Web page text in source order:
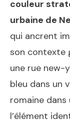
couleur
urbaine de
qui ancrent
son contexte
une rue new-
bleu dans un
romaine
l’élément